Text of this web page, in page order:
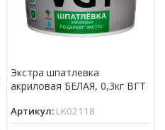
Экстра шпатлевка
акриловая БЕЛАЯ, 0,3кг ВГТ
Артикул: LK02118